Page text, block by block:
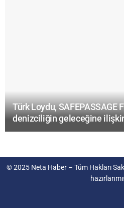
Türk Loydu, SAFEPASSAGE
denizciliğin geleceğine
© 2025 Neta Haber – Tüm Hakları